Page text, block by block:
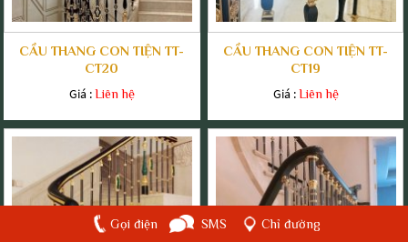
CẦU THANG CON TIỆN TT-
CT20
Giá :Liên hệ
CẦU THANG CON TIỆN TT-
CT19
Giá :Liên hệ
Gọi điện SMS Chỉ đường